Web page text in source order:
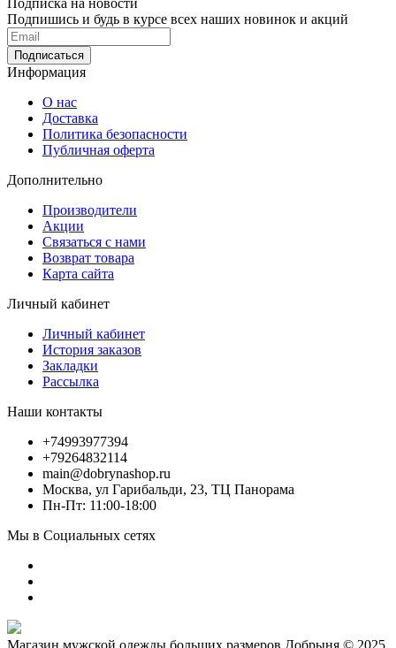
Подписка на новости
Подпишись и будь в курсе всех наших новинок и акций
Информация
О нас
Доставка
Политика безопасности
Публичная оферта
Дополнительно
Производители
Акции
Связаться с нами
Возврат товара
Карта сайта
Личный кабинет
Личный кабинет
История заказов
Закладки
Рассылка
Наши контакты
+74993977394
+79264832114
main@dobrynashop.ru
Москва, ул Гарибальди, 23, ТЦ Панорама
Пн-Пт: 11:00-18:00
Мы в Социальных сетях